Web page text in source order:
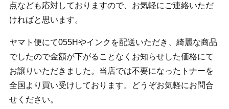
点なども応対しておりますので、お気軽にご連絡いただ
ければと思います。
ヤマト便にて055Hやインクを配送いただき、綺麗な商品
でしたので金額が下がることなくお知らせした価格にて
お譲りいただきました。当店では不要になったトナーを
全国より買い受けしております。どうぞお気軽にお問合
せください。